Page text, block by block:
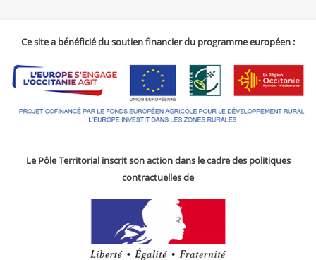
Ce site a bénéficié du soutien financier du programme européen :
Le Pôle Territorial inscrit son action dans le cadre des politiques
contractuelles de